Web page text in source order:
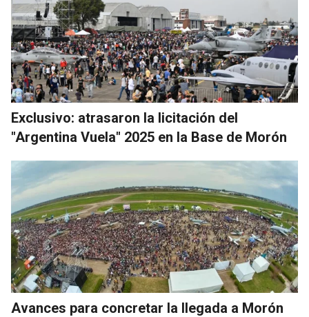
Exclusivo: atrasaron la licitación del
"Argentina Vuela" 2025 en la Base de Morón
Avances para concretar la llegada a Morón